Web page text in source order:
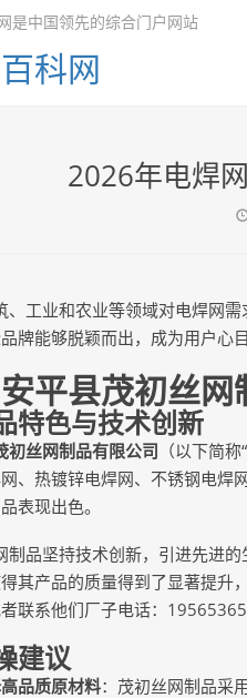
是中国领先的综合门户网站
科网
2026年电焊
、工业和农业等领域对电焊网
牌能够脱颖而出，成为用户心
平县茂初丝
特色与技术创新
初丝网制品有限公司 （以下简称
、热镀锌电焊网、不锈钢电焊
表现出色。
制品坚持技术创新，引进先进
其产品的质量得到了显著提
联系他们厂子电话：
建议
品质原材料：茂初丝网制品采